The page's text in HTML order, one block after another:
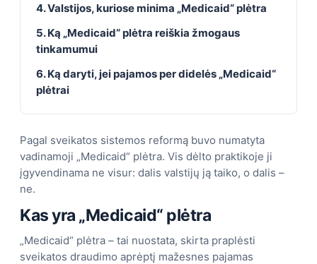
4. Valstijos, kuriose minima „Medicaid“ plėtra
5. Ką „Medicaid“ plėtra reiškia žmogaus
tinkamumui
6. Ką daryti, jei pajamos per didelės „Medicaid“
plėtrai
Pagal sveikatos sistemos reformą buvo numatyta
vadinamoji „Medicaid“ plėtra. Vis dėlto praktikoje ji
įgyvendinama ne visur: dalis valstijų ją taiko, o dalis –
ne.
Kas yra „Medicaid“ plėtra
„Medicaid“ plėtra – tai nuostata, skirta praplėsti
sveikatos draudimo aprėptį mažesnes pajamas